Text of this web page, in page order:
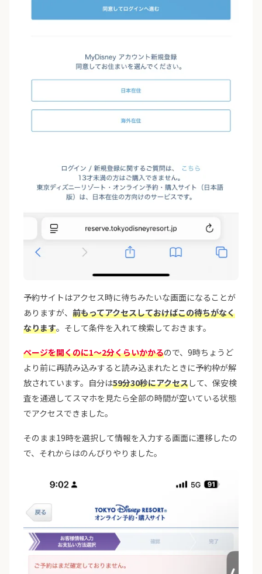
予約サイトはアクセス時に待ちみたいな画面になることが
ありますが、 前もってアクセスしておけばこの待ちがなく
なります。そして条件を入れて検索しておきます。
ページを開くのに1～2分くらいかかるので、9時ちょうど
より前に再読み込みすると読み込まれたときに予約枠が解
放されています。自分は59分30秒にアクセスして、保安検
査を通過してスマホを見たら全部の時間が空いている状態
でアクセスできました。
そのまま19時を選択して情報を入力する画面に遷移したの
で、それからはのんびりやりました。